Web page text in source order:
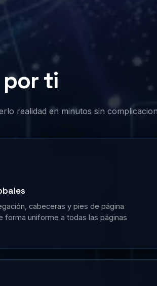
ti
realidad en minutos sin
cabeceras y pies de página
forma uniforme a todas las páginas